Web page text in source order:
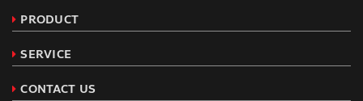
PRODUCT
SERVICE
CONTACT US